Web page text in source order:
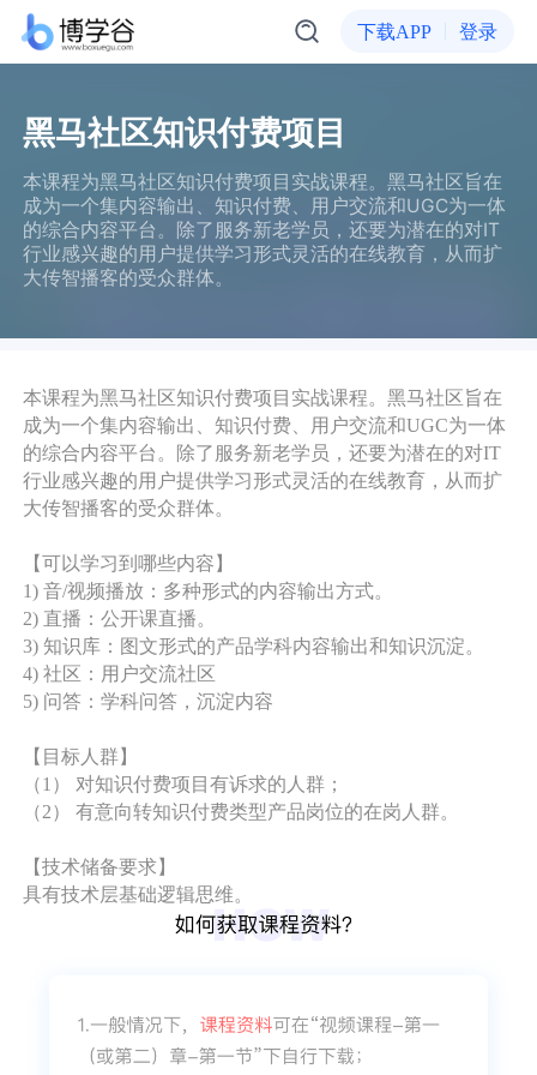
下载APP 登录
黑马社区知识付费项目
本课程为黑马社区知识付费项目实战课程。黑马社区旨在
成为一个集内容输出、知识付费、用户交流和UGC为一体
的综合内容平台。除了服务新老学员，还要为潜在的对IT
行业感兴趣的用户提供学习形式灵活的在线教育，从而扩
大传智播客的受众群体。
本课程为黑马社区知识付费项目实战课程。黑马社区旨在
成为一个集内容输出、知识付费、用户交流和UGC为一体
的综合内容平台。除了服务新老学员，还要为潜在的对IT
行业感兴趣的用户提供学习形式灵活的在线教育，从而扩
大传智播客的受众群体。
【可以学习到哪些内容】
1) 音/视频播放：多种形式的内容输出方式。
2) 直播：公开课直播。
3) 知识库：图文形式的产品学科内容输出和知识沉淀。
4) 社区：用户交流社区
5) 问答：学科问答，沉淀内容
【目标人群】
（1） 对知识付费项目有诉求的人群；
（2） 有意向转知识付费类型产品岗位的在岗人群。
【技术储备要求】
具有技术层基础逻辑思维。